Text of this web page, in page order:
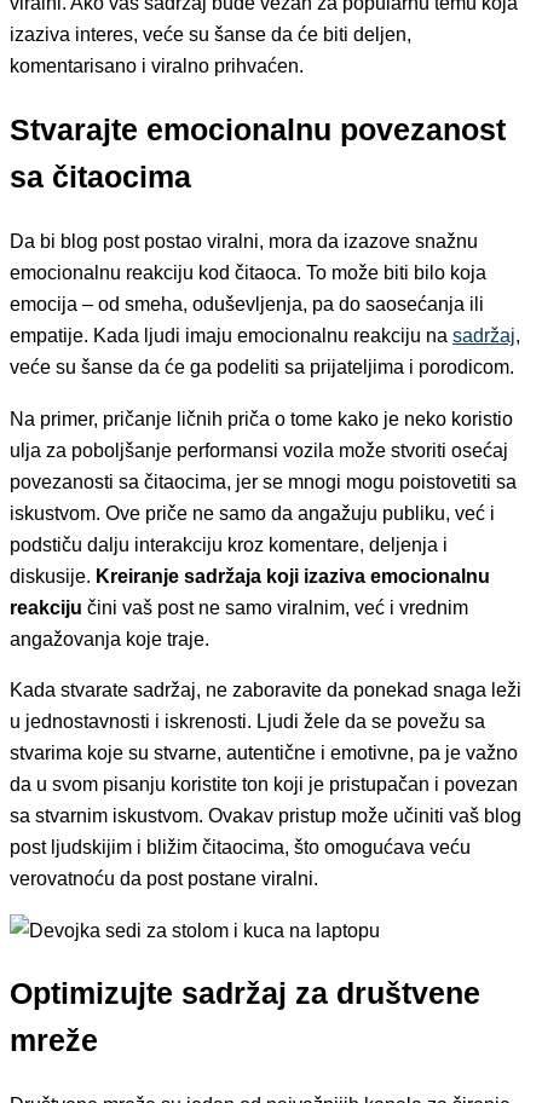
izaziva interes, veće su šanse da će biti deljen,
komentarisano i viralno prihvaćen.
Stvarajte emocionalnu povezanost
sa čitaocima
Da bi blog post postao viralni, mora da izazove snažnu
emocionalnu reakciju kod čitaoca. To može biti bilo koja
emocija – od smeha, oduševljenja, pa do saosećanja ili
empatije. Kada ljudi imaju emocionalnu reakciju na sadržaj,
veće su šanse da će ga podeliti sa prijateljima i porodicom.
Na primer, pričanje ličnih priča o tome kako je neko koristio
ulja za poboljšanje performansi vozila može stvoriti osećaj
povezanosti sa čitaocima, jer se mnogi mogu poistovetiti sa
iskustvom. Ove priče ne samo da angažuju publiku, već i
podstiču dalju interakciju kroz komentare, deljenja i
diskusije. Kreiranje sadržaja koji izaziva emocionalnu
reakciju čini vaš post ne samo viralnim, već i vrednim
angažovanja koje traje.
Kada stvarate sadržaj, ne zaboravite da ponekad snaga leži
u jednostavnosti i iskrenosti. Ljudi žele da se povežu sa
stvarima koje su stvarne, autentične i emotivne, pa je važno
da u svom pisanju koristite ton koji je pristupačan i povezan
sa stvarnim iskustvom. Ovakav pristup može učiniti vaš blog
post ljudskijim i bližim čitaocima, što omogućava veću
verovatnoću da post postane viralni.
Optimizujte sadržaj za društvene
mreže